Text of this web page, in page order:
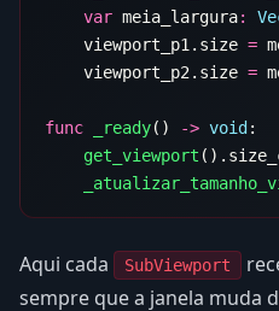
    var
meia_largura:
    viewport_p1.size
=
    viewport_p2.size
=
func _ready() -> void
    get_viewport
Aqui cada SubViewport
sempre que a janela muda